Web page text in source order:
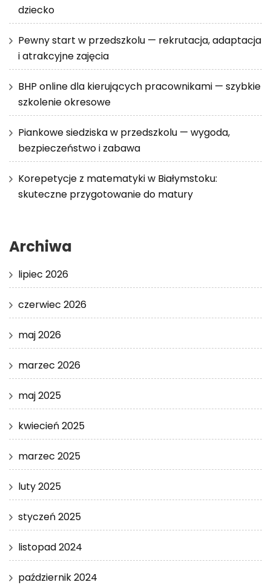
dziecko
Pewny start w przedszkolu — rekrutacja, adaptacja
i atrakcyjne zajęcia
BHP online dla kierujących pracownikami — szybkie
szkolenie okresowe
Piankowe siedziska w przedszkolu — wygoda,
bezpieczeństwo i zabawa
Korepetycje z matematyki w Białymstoku:
skuteczne przygotowanie do matury
Archiwa
lipiec 2026
czerwiec 2026
maj 2026
marzec 2026
maj 2025
kwiecień 2025
marzec 2025
luty 2025
styczeń 2025
listopad 2024
październik 2024